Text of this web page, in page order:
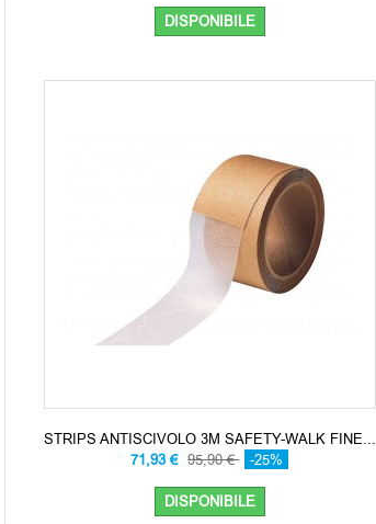
DISPONIBILE
STRIPS ANTISCIVOLO 3M SAFETY-WALK FINE...
71,93 € 95,90 € -25%
DISPONIBILE